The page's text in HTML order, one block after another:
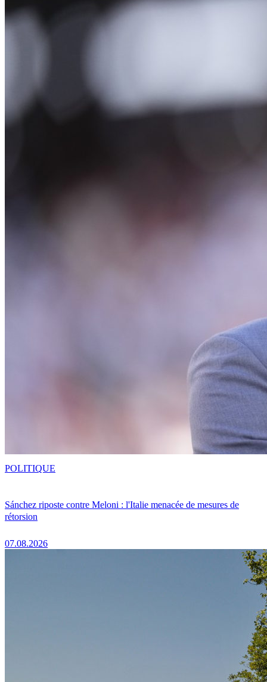
Sánchez riposte contre Meloni : l'Italie menacée de mesures de
rétorsion
07.08.2026
POLITIQUE